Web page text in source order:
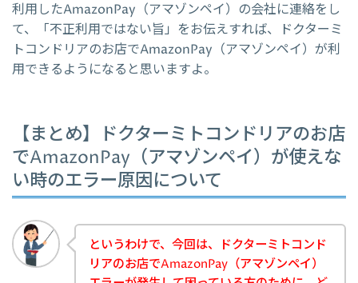
利用したAmazonPay（アマゾンペイ）の会社に連絡をし
て、「不正利用ではない旨」をお伝えすれば、ドクターミ
トコンドリアのお店でAmazonPay（アマゾンペイ）が利
用できるようになると思いますよ。
【まとめ】ドクターミトコンドリアのお店
でAmazonPay（アマゾンペイ）が使えな
い時のエラー原因について
というわけで、今回は、ドクターミトコンド
リアのお店でAmazonPay（アマゾンペイ）